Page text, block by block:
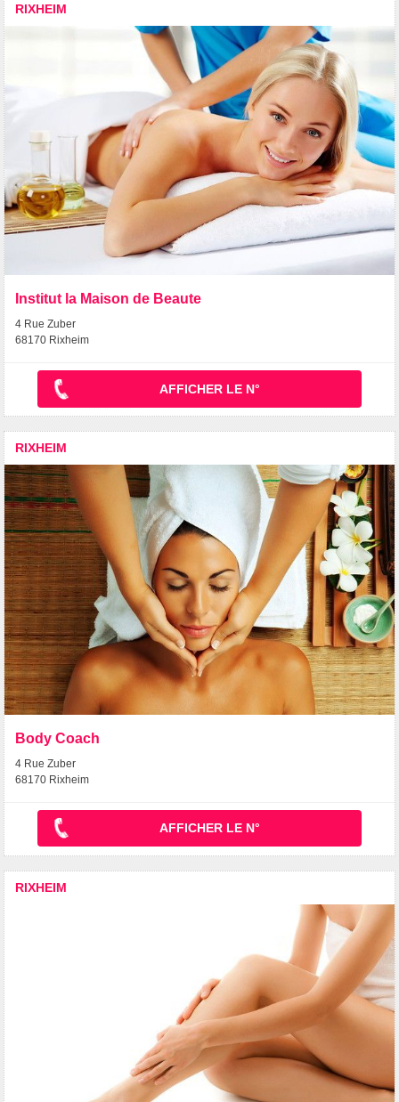
RIXHEIM
Institut la Maison de Beaute
4 Rue Zuber
68170 Rixheim
AFFICHER LE N°
RIXHEIM
Body Coach
4 Rue Zuber
68170 Rixheim
AFFICHER LE N°
RIXHEIM